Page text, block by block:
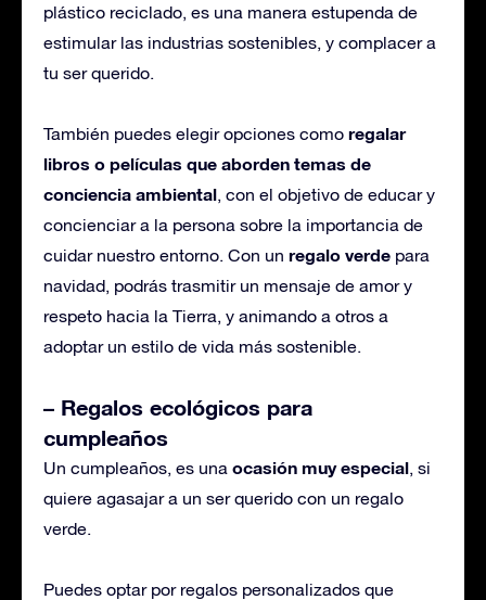
plástico reciclado, es una manera estupenda de
estimular las industrias sostenibles, y complacer a
tu ser querido.
También puedes elegir opciones como regalar
libros o películas que aborden temas de
conciencia ambiental, con el objetivo de educar y
concienciar a la persona sobre la importancia de
cuidar nuestro entorno. Con un regalo verde para
navidad, podrás trasmitir un mensaje de amor y
respeto hacia la Tierra, y animando a otros a
adoptar un estilo de vida más sostenible.
– Regalos ecológicos para
cumpleaños
Un cumpleaños, es una ocasión muy especial, si
quiere agasajar a un ser querido con un regalo
verde.
Puedes optar por regalos personalizados que